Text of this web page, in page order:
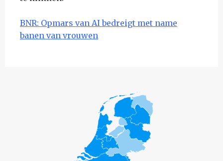
BNR: Opmars van AI bedreigt met name
banen van vrouwen